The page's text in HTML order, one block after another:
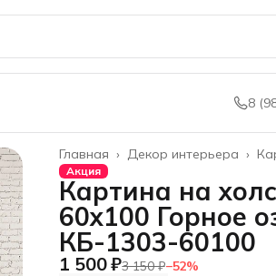
8
Декор интерьера ›
Главная ›
Акция
Картина на
60х100 Горное
КБ-1303-60100
1 500 ₽3 150 ₽−52%